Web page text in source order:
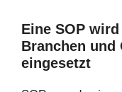
Eine SOP
Branchen und
eingesetzt